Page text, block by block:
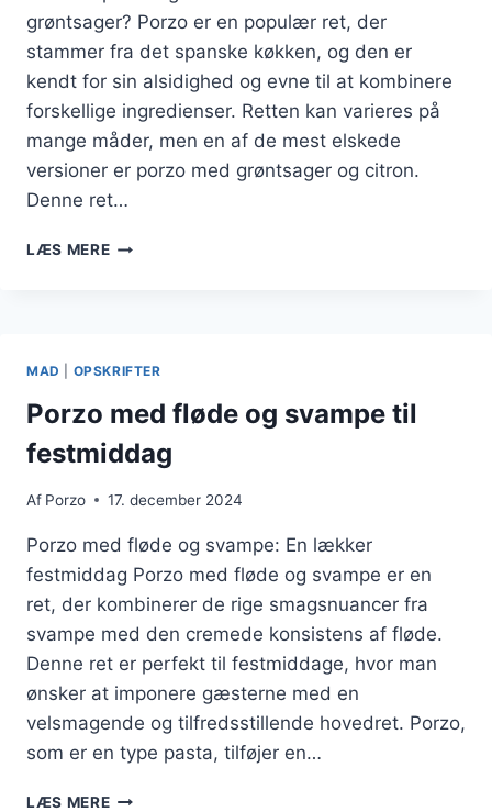
grøntsager? Porzo er en populær ret, der
stammer fra det spanske køkken, og den er
kendt for sin alsidighed og evne til at kombinere
forskellige ingredienser. Retten kan varieres på
mange måder, men en af de mest elskede
versioner er porzo med grøntsager og citron.
Denne ret…
LÆS MEREPORZO
MAD OPSKRIFTER
Porzo med fløde og svampe til
festmiddag
Af Porzo 17. december 2024
Porzo med fløde og svampe: En lækker
festmiddag Porzo med fløde og svampe er en
ret, der kombinerer de rige smagsnuancer fra
svampe med den cremede konsistens af fløde.
Denne ret er perfekt til festmiddage, hvor man
ønsker at imponere gæsterne med en
velsmagende og tilfredsstillende hovedret. Porzo,
som er en type pasta, tilføjer en…
LÆS MEREPORZO